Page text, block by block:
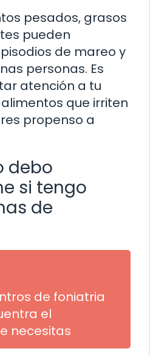
pesados, grasos
pueden
de mareo y
personas. Es
atención a tu
que irriten
propenso a
debo
si tengo
de
de foniatria
el
necesitas